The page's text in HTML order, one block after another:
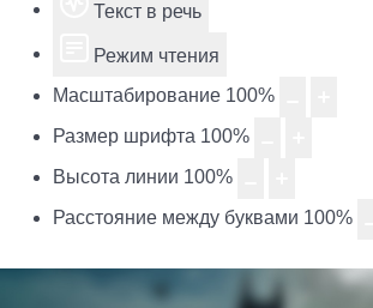
Текст в речь
Режим чтения
Масштабирование 100%
Размер шрифта 100%
Высота линии 100%
Расстояние между буквами 100%